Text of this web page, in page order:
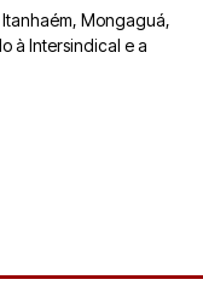
Itanhaém, Mongaguá,
à Intersindical e a